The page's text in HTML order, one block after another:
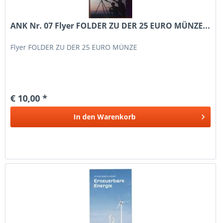
ANK Nr. 07 Flyer FOLDER ZU DER 25 EURO MÜNZE...
Flyer FOLDER ZU DER 25 EURO MÜNZE
€ 10,00 *
In den Warenkorb